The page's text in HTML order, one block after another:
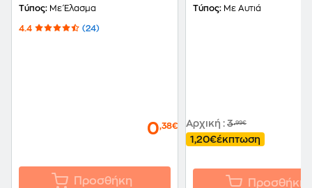
Τύπος: Με Έλασμα
4.4 (24)
0,38€
Προσθήκη
Τύπος: Με Αυτιά
Αρχική : 3,99€
1,20€έκπτωση
Προσθήκη